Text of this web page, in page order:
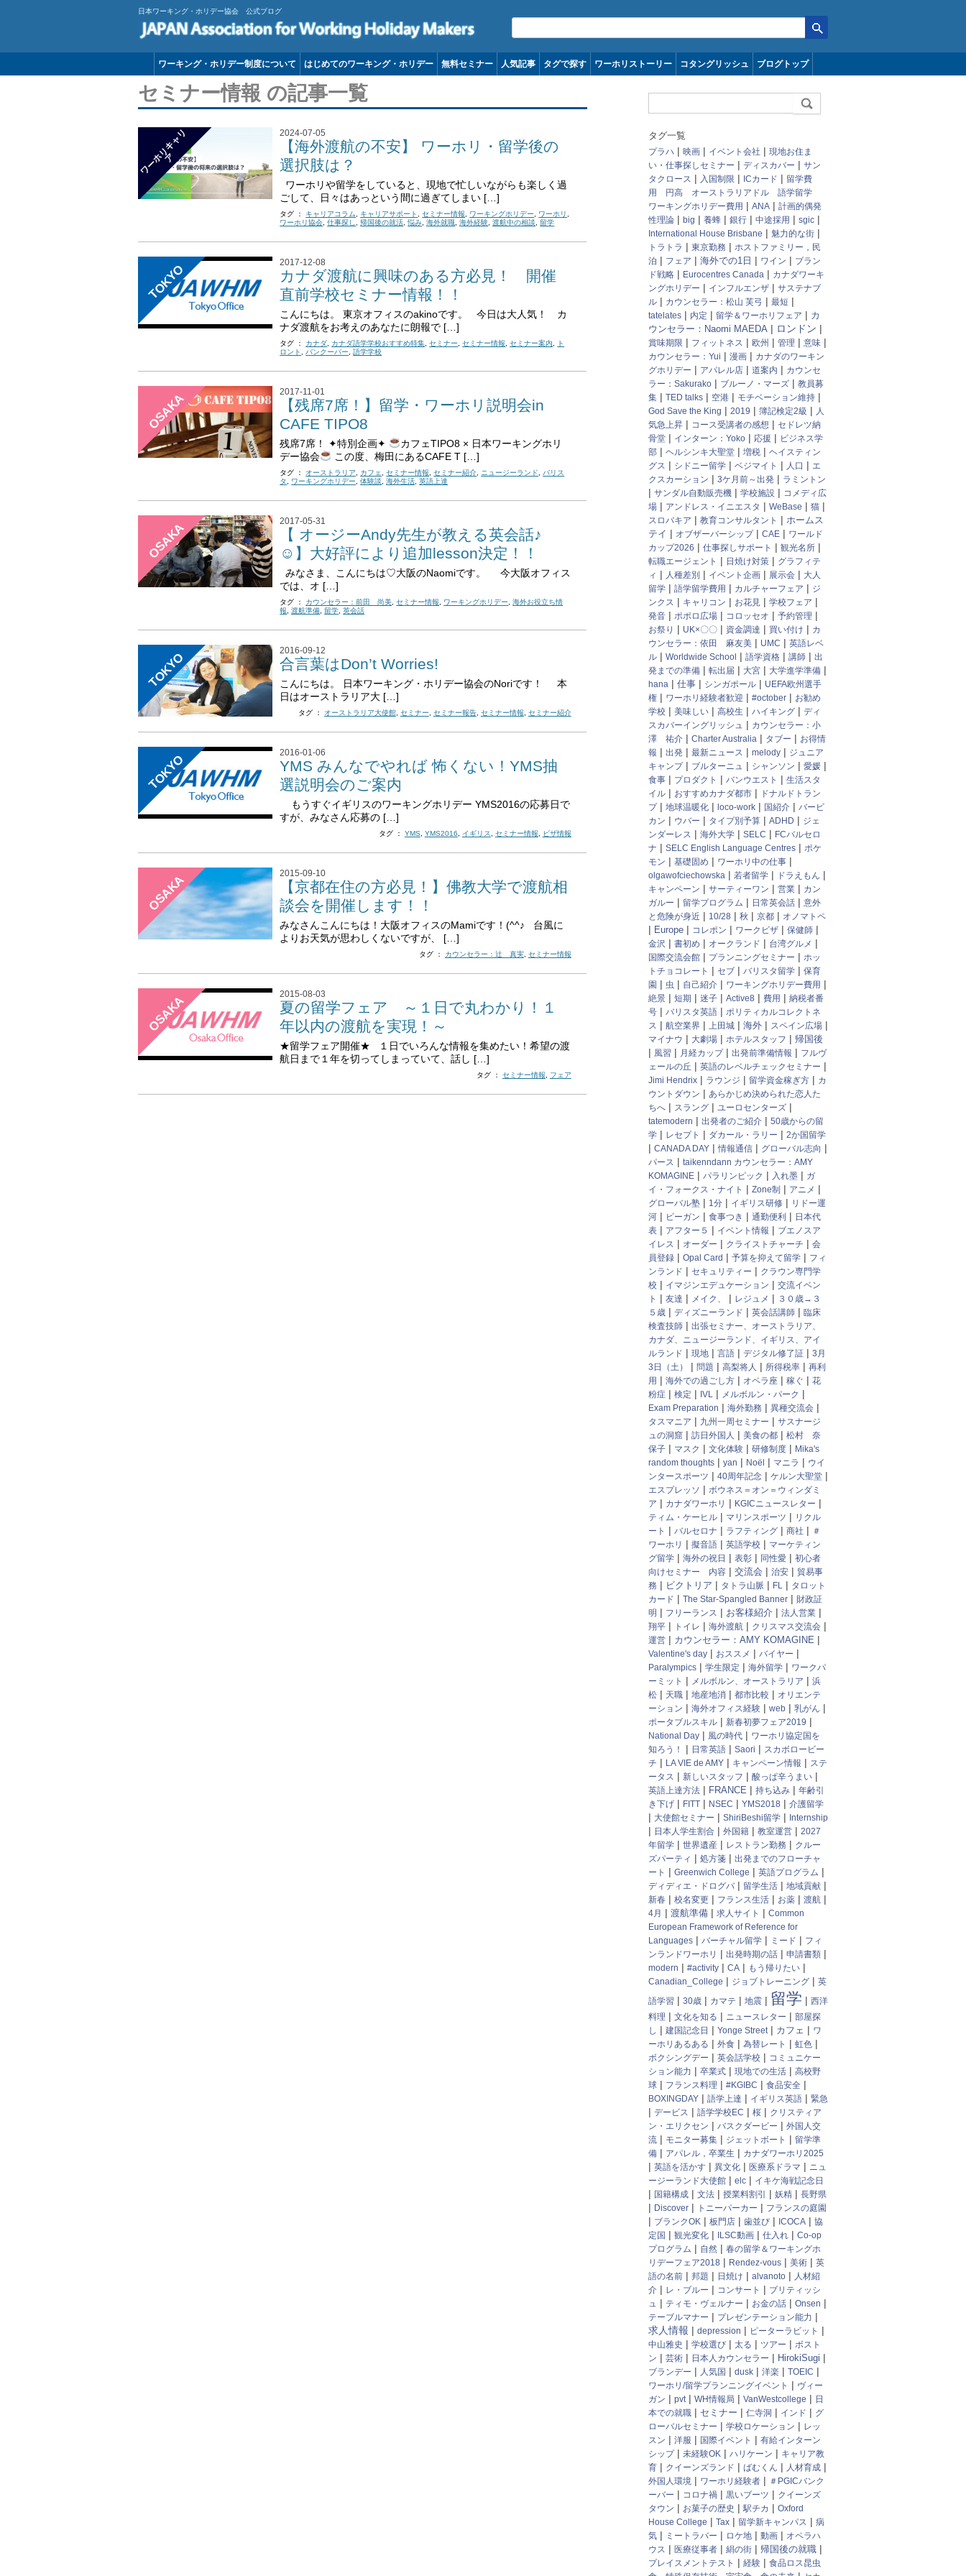
日本ワーキング・ホリデー協会 公式ブログ
コンテンツへ移動
ワーキング・ホリデー制度について はじめてのワーキング・ホリデー 無料セミナー 人気記事 タグで探す ワーホリストーリー コタングリッシュ ブログトップ
セミナー情報 の記事一覧
ワ
ー
ホ
リ
キ
ャ
リ
ア
2024-07-05
【海外渡航の不安】 ワーホリ・留学後の
選択肢は？
ワーホリや留学をしていると、現地で忙しいながらも楽しく過
ごして、日々はあっという間に過ぎてしまい […]
タグ ： キャリアコラム, キャリアサポート ,セミナー情報, ワーキングホリデー, ワーホリ ,
ワーホリ協会,仕事探し,帰国後の就活,悩み,海外就職,海外経験,渡航中の相談,留学
TOKYO 2017-12-08
カナダ渡航に興味のある方必見！ 開催
直前学校セミナー情報！！
こんにちは。 東京オフィスのakinoです。 今日は大人気！ カ
ナダ渡航をお考えのあなたに朗報で […]
タグ ： カナダ, カナダ語学学校おすすめ特集,セミナー,セミナー情報,セミナー案内,
ト
ロント ,バンクーバー,語学学校
OSAKA 2017-11-01
【残席7席！】留学・ワーホリ説明会in
CAFE TIPO8
残席7席！ ✦特別企画✦
カフェTIPO8 × 日本ワーキングホリ
デー協会
この度、梅田にあるCAFE T […]
タグ ： オーストラリア, カフェ,セミナー情報,セミナー紹介, ニュージーランド,バリス
タ, ワーキングホリデー,体験談,海外生活,英語上達
OSAKA 2017-05-31
【 オージーAndy先生が教える英会話♪
☺】大好評により追加lesson決定！！
みなさま、こんにちは♡大阪のNaomiです。 今大阪オフィス
では、オ […]
タグ ： カウンセラー：前田 尚美,セミナー情報, ワーキングホリデー,海外お役立ち情
報,渡航準備,留学,英会話
TOKYO 2016-09-12
合言葉はDon’t Worries!
こんにちは。 日本ワーキング・ホリデー協会のNoriです！ 本
日はオーストラリア大 […]
タグ ： オーストラリア大使館, セミナー, セミナー報告, セミナー情報, セミナー紹介
TOKYO 2016-01-06
YMS みんなでやれば 怖くない！YMS抽
選説明会のご案内
もうすぐイギリスのワーキングホリデー YMS2016の応募日で
すが、みなさん応募の […]
タグ ： YMS, YMS2016, イギリス, セミナー情報, ビザ情報
OSAKA 2015-09-10
【京都在住の方必見！】佛教大学で渡航相
談会を開催します！！
みなさんこんにちは！大阪オフィスのMamiです！(^^♪ 台風に
よりお天気が思わしくないですが、 […]
タグ ： カウンセラー：辻 真実, セミナー情報
OSAKA 2015-08-03
夏の留学フェア ～１日で丸わかり！１
年以内の渡航を実現！～
★留学フェア開催★ １日でいろんな情報を集めたい！希望の渡
航日まで１年を切ってしまっていて、話し […]
タグ ： セミナー情報, フェア
タグ一覧
プラハ | 映画 | イベント会社 | 現地お住ま
い・仕事探しセミナー | ディスカバー | サン
タクロース | 入国制限 | ICカード | 留学費
用 円高 オーストラリアドル 語学留学
ワーキングホリデー費用 | ANA | 計画的偶発
性理論 | big | 養蜂 | 銀行 | 中途採用 | sgic |
International House Brisbane | 魅力的な街 |
トラトラ | 東京勤務 | ホストファミリー，民
泊 | フェア | 海外での1日 | ワイン | ブラン
ド戦略 | Eurocentres Canada | カナダワーキ
ングホリデー | インフルエンザ | サステナブ
ル | カウンセラー：松山 芙弓 | 最短 |
tatelates | 内定 | 留学＆ワーホリフェア | カ
ウンセラー：Naomi MAEDA | ロンドン |
賞味期限 | フィットネス | 欧州 | 管理 | 意味 |
カウンセラー：Yui | 漫画 | カナダのワーキン
グホリデー | アパレル店 | 道案内 | カウンセ
ラー：Sakurako | ブルーノ・マーズ | 教員募
集 | TED talks | 空港 | モチベーション維持 |
God Save the King | 2019 | 簿記検定2級 | 人
気急上昇 | コース受講者の感想 | セドレツ納
骨堂 | インターン：Yoko | 応援 | ビジネス学
部 | ヘルシンキ大聖堂 | 増税 | ヘイスティン
グス | シドニー留学 | ベジマイト | 人口 | エ
クスカーション | 3ケ月前～出発 | ラミントン
| サンダル自動販売機 | 学校施設 | コメディ広
場 | アンドレス・イニエスタ | WeBase | 猫 |
スロバキア | 教育コンサルタント | ホームス
テイ | オブザーバーシップ| CAE | ワールド
カップ2026 | 仕事探しサポート | 観光名所 |
転職エージェント | 日焼け対策 | グラフィテ
ィ | 人種差別 | イベント企画 | 展示会 | 大人
留学 | 語学留学費用 | カルチャーフェア | ジ
ンクス | キャリコン | お花見 | 学校フェア |
発音 | ポポロ広場 | コロッセオ | 予約管理 |
お祭り | UK×〇〇 | 資金調達 | 買い付け | カ
ウンセラー：依田 麻友美 | UMC | 英語レベ
ル | Worldwide School | 語学資格 | 講師 | 出
発までの準備 | 転出届 | 大宮 | 大学進学準備 |
hana | 仕事 | シンガポール | UEFA欧州選手
権 | ワーホリ経験者歓迎 | #october | お勧め
学校 | 美味しい | 高校生 | ハイキング | ディ
スカバーイングリッシュ | カウンセラー：小
澤 祐介 | Charter Australia | タブー | お得情
報 | 出発 | 最新ニュース | melody | ジュニア
キャンプ| ブルターニュ | シャンソン | 愛媛 |
食事 | プロダクト | バンウエスト | 生活スタ
イル | おすすめカナダ都市 |
ドナルドトラン
プ| 地球温暖化 | loco-work | 国紹介 | バービ
カン | ウバー | タイプ別予算 | ADHD | ジェ
ンダーレス | 海外大学 | SELC | FCバルセロ
ナ | SELC English Language Centres | ポケ
モン | 基礎固め | ワーホリ中の仕事 |
olgawofciechowska | 若者留学 | ドラえもん |
キャンペーン | サーティーワン | 営業 | カン
ガルー | 留学プログラム | 日常英会話 | 意外
と危険が身近 | 10/28 | 秋 | 京都 | オノマトペ
| Europe | コレポン | ワークビザ | 保健師 |
金沢 | 書初め | オークランド | 台湾グルメ |
国際交流会館 | プランニングセミナー | ホッ
トチョコレート | セブ | バリスタ留学 | 保育
園 | 虫 | 自己紹介 | ワーキングホリデー費用 |
絶景 | 短期 | 迷子 | Active8 | 費用 | 納税者番
号 | バリスタ英語 | ポリティカルコレクトネ
ス | 航空業界 | 上田城 | 海外 | スペイン広場 |
マイナウ | 大劇場 | ホテルスタッフ | 帰国後
| 風習 | 月経カップ| 出発前準備情報 | フルヴ
ェールの丘 | 英語のレベルチェックセミナー |
Jimi Hendrix | ラウンジ | 留学資金稼ぎ方 | カ
ウントダウン | あらかじめ決められた恋人た
ちへ | スラング | ユーロセンターズ |
tatemodern | 出発者のご紹介 | 50歳からの留
学 | レセプト | ダカール・ラリー | 2か国留学
| CANADA DAY |情報通信 | グローバル志向 |
パース | taikenndann カウンセラー：AMY
KOMAGINE | パラリンピック | 入れ墨 | ガ
イ・フォークス・ナイト | Zone制 | アニメ |
グローバル塾 | 1分 | イギリス研修 | リドー運
河 | ビーガン | 食事つき | 通勤便利 | 日本代
表 | アフター５ | イベント情報 | ブエノスア
イレス | オーダー | クライストチャーチ | 会
員登録 | Opal Card | 予算を抑えて留学 | フィ
ンランド | セキュリティー | クラウン専門学
校 | イマジンエデュケーション | 交流イベン
ト | 友達 | メイク、 | レジュメ | ３０歳→３
５歳 | ディズニーランド | 英会話講師 | 臨床
検査技師 | 出張セミナー、オーストラリア、
カナダ、ニュージーランド、イギリス、アイ
ルランド | 現地 | 言語 | デジタル修了証 | 3月
3日（土）
| 問題 | 高梨将人 | 所得税率 | 再利
用 | 海外での過ごし方 | オペラ座 | 稼ぐ | 花
粉症 | 検定 | IVL | メルボルン・パーク |
Exam Preparation | 海外勤務 | 異種交流会 |
タスマニア | 九州一周セミナー | サスナージ
ュの洞窟 | 訪日外国人 | 美食の都 | 松村 奈
保子 | マスク | 文化体験 | 研修制度 | Mika's
random thoughts | yan | Noël | マニラ | ウイ
ンタースポーツ | 40周年記念 | ケルン大聖堂 |
エスプレッソ | ボウネス＝オン＝ウィンダミ
ア | カナダワーホリ | KGICニュースレター |
ティム・ケーヒル | マリンスポーツ | リクル
ート | バルセロナ | ラフティング | 商社 | ＃
ワーホリ | 擬音語 | 英語学校 | マーケティン
グ留学 | 海外の祝日 | 表彰 | 同性愛 | 初心者
向けセミナー 内容 | 交流会 | 治安 | 貿易事
務 | ビクトリア | タトラ山脈 | FL | タロット
カード | The Star-Spangled Banner | 財政証
明 | フリーランス | お客様紹介 | 法人営業 |
翔平 | トイレ | 海外渡航 | クリスマス交流会 |
運営 | カウンセラー：AMY KOMAGINE |
Valentine's day | おススメ | バイヤー |
Paralympics | 学生限定 | 海外留学 | ワークパ
ーミット | メルボルン、オーストラリア | 浜
松 | 天職 | 地産地消 | 都市比較 | オリエンテ
ーション | 海外オフィス経験 | web | 乳がん |
ポータブルスキル | 新春初夢フェア2019 |
National Day | 風の時代 | ワーホリ協定国を
知ろう！
| 日常英語 | Saori | スカボロービー
チ | LA VIE de AMY | キャンペーン情報 | ステ
ータス | 新しいスタッフ | 酸っぱ辛うまい |
英語上達方法 | FRANCE | 持ち込み | 年齢引
き下げ | FITT | NSEC | YMS2018 | 介護留学
| 大使館セミナー | ShiriBeshi留学 | Internship
| 日本人学生割合 | 外国籍 | 教室運営 | 2027
年留学 | 世界遺産 | レストラン勤務 | クルー
ズパーティ | 処方箋 | 出発までのフローチャ
ート | Greenwich College | 英語プログラム |
ディディエ・ドログバ| 留学生活 | 地域貢献 |
新春 | 校名変更 | フランス生活 | お薬 | 渡航 |
4月 | 渡航準備 | 求人サイト | Common
European Framework of Reference for
Languages | バーチャル留学 | ミード | フィ
ンランドワーホリ | 出発時期の話 | 申請書類 |
modern | #activity | CA | もう帰りたい |
Canadian_College | ジョブトレーニング | 英
語学習 | 30歳 | カマテ | 地震 | 留学 | 西洋
料理 | 文化を知る | ニュースレター | 部屋探
し | 建国記念日 | Yonge Street | カフェ | ワ
ーホリあるある | 外食 | 為替レート | 虹色 |
ボクシングデー | 英会話学校 | コミュニケー
ション能力 | 卒業式 | 現地での生活 | 高校野
球 | フランス料理 | #KGIBC | 食品安全 |
BOXINGDAY | 語学上達 | イギリス英語 | 緊急
| デービス | 語学学校EC | 桜 | クリスティア
ン・エリクセン | バスクダービー | 外国人交
流 | モニター募集 | ジェットボート | 留学準
備 | アパレル，卒業生 | カナダワーホリ2025
| 英語を活かす | 異文化 | 医療系ドラマ | ニュ
ージーランド大使館 | elc | イキケ海戦記念日
| 国籍構成 | 文法 | 授業料割引 | 妖精 | 長野県
| Discover | トニーパーカー | フランスの庭園
| ブランクOK | 板門店 | 歯並び | ICOCA | 協
定国 | 観光変化 | ILSC動画 | 仕入れ | Co-op
プログラム | 自然 | 春の留学＆ワーキングホ
リデーフェア2018 | Rendez-vous | 美術 | 英
語の名前 | 邦題 | 日焼け | alvanoto | 人材紹
介 | レ・ブルー | コンサート | ブリティッシ
ュ | ティモ・ヴェルナー | お金の話 | Onsen |
テーブルマナー | プレゼンテーション能力 |
求人情報 | depression | ピーターラビット |
中山雅史 | 学校選び | 太る | ツアー | ボスト
ン | 芸術 | 日本人カウンセラー | HirokiSugi |
ブランデー | 人気国 | dusk | 洋楽 | TOEIC |
ワーホリ/留学プランニングイベント | ヴィー
ガン | pvt | WH情報局 | VanWestcollege | 日
本での就職 | セミナー | 仁寺洞 | インド | グ
ローバルセミナー | 学校ロケーション | レッ
スン | 洋服 | 国際イベント | 有給インターン
シップ| 未経験OK | ハリケーン | キャリア教
育 | クイーンズランド | ばむくん | 人材育成 |
外国人環境 | ワーホリ経験者 | ＃PGICバンク
ーバー | コロナ禍 | 黒いブーツ | クイーンズ
タウン | お菓子の歴史 | 駅チカ | Oxford
House College | Tax | 留学新キャンパス | 病
気 | ミートラバー | ロケ地 | 動画 | オペラハ
ウス | 医療従事者 | 絹の街 | 帰国後の就職 |
プレイスメントテスト | 経験 | 食品ロス昆虫